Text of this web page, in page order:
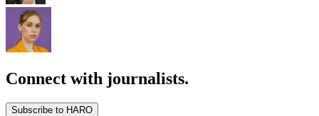
Connect with journalists.
Subscribe to HARO